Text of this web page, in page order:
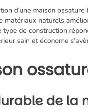
d’une maison
matériaux naturels
type de construction
sain et économe
de la